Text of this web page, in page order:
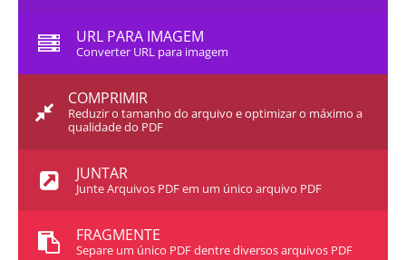
URL PARA IMAGEM
Converter URL para imagem
COMPRIMIR
Reduzir o tamanho do arquivo e optimizar o máximo a
qualidade do PDF
JUNTAR
Junte Arquivos PDF em um único arquivo PDF
FRAGMENTE
Separe um único PDF dentre diversos arquivos PDF